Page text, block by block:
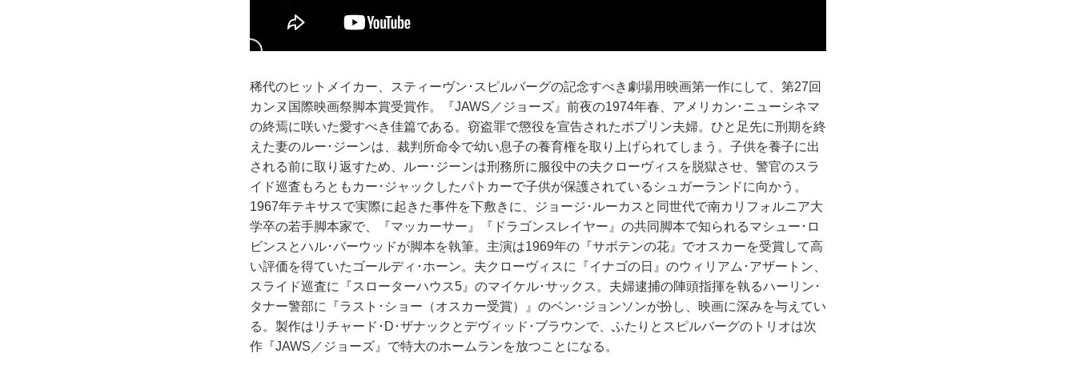
稀代のヒットメイカー、スティーヴン･スピルバーグの記念すべき劇場用映画第一作にして、第27回
カンヌ国際映画祭脚本賞受賞作。『JAWS／ジョーズ』前夜の1974年春、アメリカン･ニューシネマ
の終焉に咲いた愛すべき佳篇である。窃盗罪で懲役を宣告されたポプリン夫婦。ひと足先に刑期を終
えた妻のルー･ジーンは、裁判所命令で幼い息子の養育権を取り上げられてしまう。子供を養子に出
される前に取り返すため、ルー･ジーンは刑務所に服役中の夫クローヴィスを脱獄させ、警官のスラ
イド巡査もろともカー･ジャックしたパトカーで子供が保護されているシュガーランドに向かう。
1967年テキサスで実際に起きた事件を下敷きに、ジョージ･ルーカスと同世代で南カリフォルニア大
学卒の若手脚本家で、『マッカーサー』『ドラゴンスレイヤー』の共同脚本で知られるマシュー･ロ
ビンスとハル･バーウッドが脚本を執筆。主演は1969年の『サボテンの花』でオスカーを受賞して高
い評価を得ていたゴールディ･ホーン。夫クローヴィスに『イナゴの日』のウィリアム･アザートン、
スライド巡査に『スローターハウス5』のマイケル･サックス。夫婦逮捕の陣頭指揮を執るハーリン･
タナー警部に『ラスト･ショー（オスカー受賞）』のベン･ジョンソンが扮し、映画に深みを与えてい
る。製作はリチャード･D･ザナックとデヴィッド･ブラウンで、ふたりとスピルバーグのトリオは次
作『JAWS／ジョーズ』で特大のホームランを放つことになる。